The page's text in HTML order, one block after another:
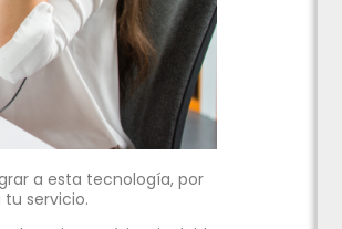
a esta tecnología, por
servicio.